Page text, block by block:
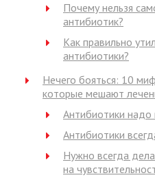
Почему нельзя
антибиотик?
Как правильно
антибиотики?
Нечего бояться: 10
которые мешают
Антибиотики надо
Антибиотики
Нужно всегда
на